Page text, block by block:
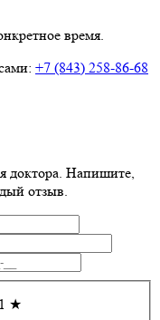
время.
+7 (843) 258-86-68
доктора. Напишите,
отзыв.
1 ★